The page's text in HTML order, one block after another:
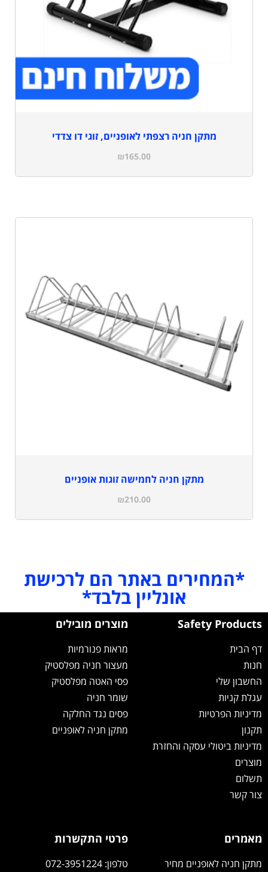
מתקן חניה רצפתי לאופניים, זוגי דו צדדי
₪165.00
מתקן חניה לחמישה זוגות אופניים
₪210.00
*המחירים באתר הם לרכישת
אונליין בלבד*
Safety Products
דף הבית
חנות
החשבון שלי
עגלת קניות
מדיניות הפרטיות
תקנון
מדיניות ביטולי עסקה והחזרת
מוצרים
תשלום
צור קשר
מוצרים מובילים
מראות פנורמיות
מעצור חניה מפלסטיק
פסי האטה מפלסטיק
שומר חניה
פסים נגד החלקה
מתקן חניה לאופניים
מאמרים
מתקן חניה לאופניים מחיר
פרטי התקשרות
טלפון: 072-3951224